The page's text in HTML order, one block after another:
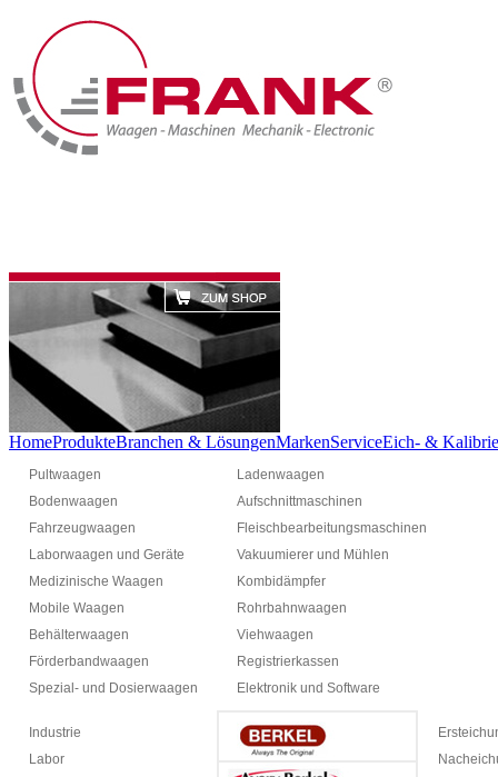
HomeProdukteBranchen & LösungenMarkenServiceEich- &
Pultwaagen
Bodenwaagen
Fahrzeugwaagen
Laborwaagen und Geräte
Medizinische Waagen
Mobile Waagen
Behälterwaagen
Förderbandwaagen
Spezial- und Dosierwaagen
Ladenwaagen
Aufschnittmaschinen
Fleischbearbeitungsmaschinen
Vakuumierer und Mühlen
Kombidämpfer
Rohrbahnwaagen
Viehwaagen
Registrierkassen
Elektronik und Software
Industrie
Labor